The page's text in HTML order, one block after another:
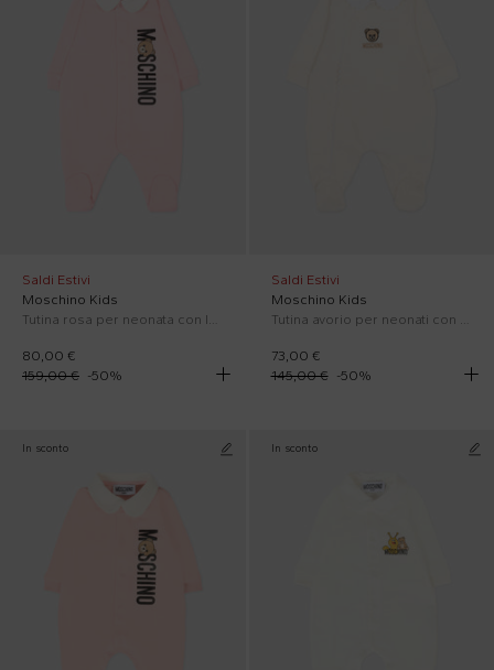
Saldi Estivi
Moschino Kids
Tutina rosa per neonata con logo
80,00 €
159,00 € -50%
Saldi Estivi
Moschino Kids
Tutina avorio per neonati con Teddy Bear
73,00 €
145,00 €
-50%
In sconto In sconto